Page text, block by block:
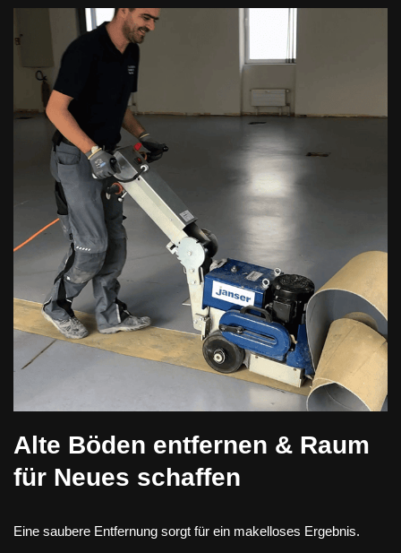
Alte Böden entfernen & Raum
für Neues schaffen
Eine saubere Entfernung sorgt für ein makelloses Ergebnis.